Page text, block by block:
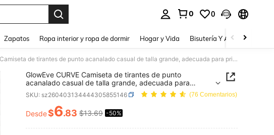
0 0
Zapatos Ropa interior y ropa de dormir Hogar y Vida Bisutería Y Accesorios
GlowEve CURVE Camiseta de tirantes de punto acanalado casual de talla grande, adecuada para primavera, fiesta de carnaval
GlowEve CURVE Camiseta de tirantes de punto
acanalado casual de talla grande, adecuada para
primavera, fiesta de carnaval
SKU: sz260403134444305855146 (76 Comentarios)
PRICE AND AVAILABILITY
Desde$6.83 $13.69 -50%